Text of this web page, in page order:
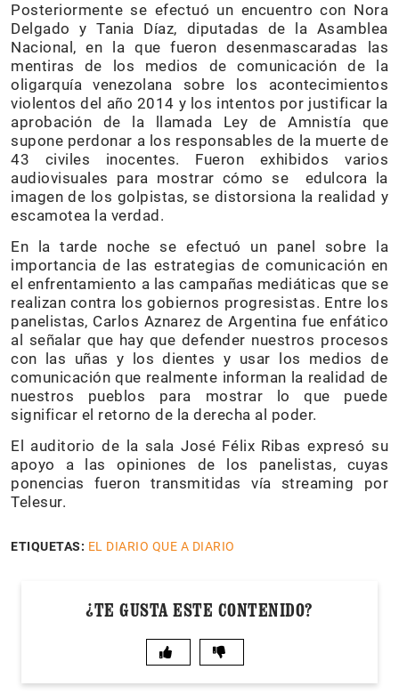
Posteriormente se efectuó un encuentro con Nora
Delgado y Tania Díaz, diputadas de la Asamblea
Nacional, en la que fueron desenmascaradas las
mentiras de los medios de comunicación de la
oligarquía venezolana sobre los acontecimientos
violentos del año 2014 y los intentos por justificar la
aprobación de la llamada Ley de Amnistía que
supone perdonar a los responsables de la muerte de
43 civiles inocentes. Fueron exhibidos varios
audiovisuales para mostrar cómo se edulcora la
imagen de los golpistas, se distorsiona la realidad y
escamotea la verdad.
En la tarde noche se efectuó un panel sobre la
importancia de las estrategias de comunicación en
el enfrentamiento a las campañas mediáticas que se
realizan contra los gobiernos progresistas. Entre los
panelistas, Carlos Aznarez de Argentina fue enfático
al señalar que hay que defender nuestros procesos
con las uñas y los dientes y usar los medios de
comunicación que realmente informan la realidad de
nuestros pueblos para mostrar lo que puede
significar el retorno de la derecha al poder.
El auditorio de la sala José Félix Ribas expresó su
apoyo a las opiniones de los panelistas, cuyas
ponencias fueron transmitidas vía streaming por
Telesur.
ETIQUETAS: EL DIARIO QUE A DIARIO
¿TE GUSTA ESTE CONTENIDO?